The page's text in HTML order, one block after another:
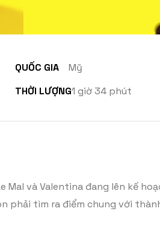
QUỐC GIA
Mỹ
THỜI LƯỢNG1 giờ 34 phút
Mal và Valentina đang lên kế
phải tìm ra điểm chung với